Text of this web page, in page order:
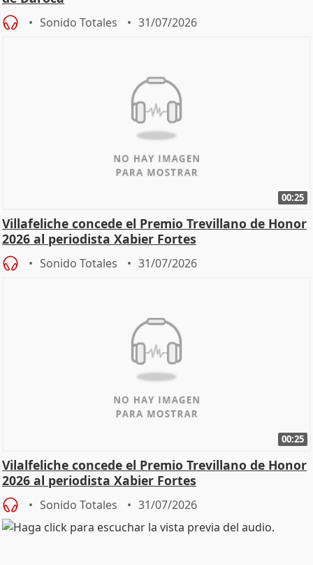
Sonido Totales 31/07/2026
00:25
Villafeliche concede el Premio Trevillano de Honor
2026 al periodista Xabier Fortes
Sonido Totales 31/07/2026
00:25
Vilalfeliche concede el Premio Trevillano de Honor
2026 al periodista Xabier Fortes
Sonido Totales 31/07/2026